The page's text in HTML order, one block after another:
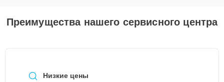
Преимущества нашего сервисного центра
Низкие цены